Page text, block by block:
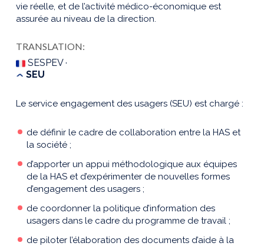
vie réelle, et de l’activité médico-économique est
assurée au niveau de la direction.
TRANSLATION:
SESPEV ·
SEU
Le service engagement des usagers (SEU) est chargé :
de définir le cadre de collaboration entre la HAS et
la société ;
d’apporter un appui méthodologique aux équipes
de la HAS et d’expérimenter de nouvelles formes
d’engagement des usagers ;
de coordonner la politique d’information des
usagers dans le cadre du programme de travail ;
de piloter l’élaboration des documents d’aide à la